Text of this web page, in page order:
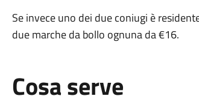
Se invece uno dei due coniugi è
due marche da bollo ognuna da €16.
Cosa serve